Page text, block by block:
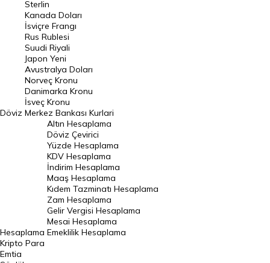
Frank Kuru
Riyal Kuru
Avustralya Doları
Danimarka Kronu Kuru
Kanada Doları Kuru
Norveç Kronu Kuru
İsveç Kronu Kuru
Japon Yeni Kuru
Serbest Piyasa Döviz Kurları
Merkez Bankası Döviz Kurları
Altın Fiyatları
Gram Altın Fiyatı
Döviz
Sterlin
Kanada Doları
İsviçre Frangı
Rus Rublesi
Suudi Riyali
Japon Yeni
Avustralya Doları
Norveç Kronu
Danimarka Kronu
İsveç Kronu
Merkez Bankası Kurlari
Hesaplama
Altın Hesaplama
Döviz Çevirici
Yüzde Hesaplama
KDV Hesaplama
İndirim Hesaplama
Maaş Hesaplama
Kıdem Tazminatı Hesaplama
Zam Hesaplama
Gelir Vergisi Hesaplama
Mesai Hesaplama
Emeklilik Hesaplama
Kripto Para
Emtia